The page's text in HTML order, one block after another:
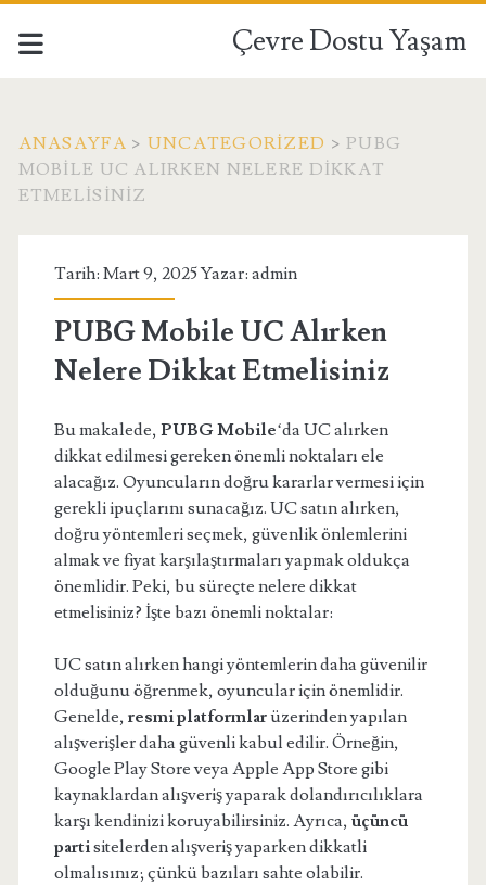
Çevre Dostu Yaşam
ANASAYFA > UNCATEGORIZED >PUBG
MOBILE UC ALIRKEN NELERE DIKKAT
ETMELISINIZ
Tarih: Mart 9, 2025 Yazar: admin
PUBG Mobile UC Alırken
Nelere Dikkat Etmelisiniz
Bu makalede, PUBG Mobile‘da UC alırken
dikkat edilmesi gereken önemli noktaları ele
alacağız. Oyuncuların doğru kararlar vermesi için
gerekli ipuçlarını sunacağız. UC satın alırken,
doğru yöntemleri seçmek, güvenlik önlemlerini
almak ve fiyat karşılaştırmaları yapmak oldukça
önemlidir. Peki, bu süreçte nelere dikkat
etmelisiniz? İşte bazı önemli noktalar:
UC satın alırken hangi yöntemlerin daha güvenilir
olduğunu öğrenmek, oyuncular için önemlidir.
Genelde, resmi platformlarüzerinden yapılan
alışverişler daha güvenli kabul edilir. Örneğin,
Google Play Store veya Apple App Store gibi
kaynaklardan alışveriş yaparak dolandırıcılıklara
karşı kendinizi koruyabilirsiniz. Ayrıca, üçüncü
partisitelerden alışveriş yaparken dikkatli
olmalısınız; çünkü bazıları sahte olabilir.